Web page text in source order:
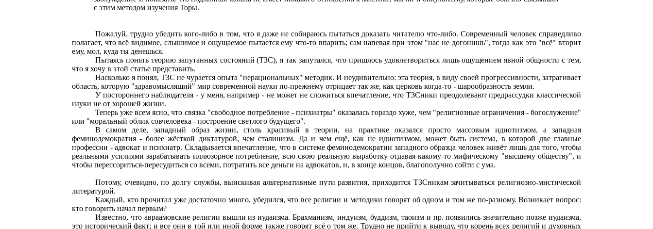
с этим методом изучения Торы.
Пожалуй, трудно убедить кого-либо в том, что я даже не собираюсь пытаться доказать читателю что-либо. Современный человек справедливо
полагает, что всё видимое, слышимое и ощущаемое пытается ему что-то впарить; сам напевая при этом "нас не догонишь", тогда как это "всё" вторит
ему, мол, куда ты денешься.
Пытаясь понять теорию запутанных состояний (ТЗС), я так запутался, что пришлось удовлетвориться лишь ощущением явной общности с тем,
что я хочу в этой статье представить.
Насколько я понял, ТЗС не чурается опыта "нерациональных" методик. И неудивительно: эта теория, в виду своей прогрессивности, затрагивает
область, которую "здравомыслящий" мир современной науки по-прежнему отрицает так же, как церковь когда-то - шарообразность земли.
У постороннего наблюдателя - у меня, например - не может не сложиться впечатление, что ТЗСники преодолевают предрассудки классической
науки не от хорошей жизни.
Теперь уже всем ясно, что связка "свободное потребление - психиатры" оказалась гораздо хуже, чем "религиозные ограничения - богослужение"
или "моральный облик совчеловека - построение светлого будущего".
В самом деле, западный образ жизни, столь красивый в теории, на практике оказался просто массовым идиотизмом, а западная
феминодемократия - более жёсткой диктатурой, чем сталинизм. Да и чем ещё, как не идиотизмом, может быть система, в которой две главные
профессии - адвокат и психиатр. Складывается впечатление, что в системе феминодемократии западного образца человек живёт лишь для того, чтобы
реальными усилиями зарабатывать иллюзорное потребление, всю свою реальную выработку отдавая какому-то мифическому "высшему обществу", и
чтобы перессориться-пересудиться со всеми, потратить все деньги на адвокатов, и, в конце концов, благополучно сойти с ума.
Потому, очевидно, по долгу службы, выискивая альтернативные пути развития, приходится ТЗСникам зачитываться религиозно-мистической
литературой.
Каждый, кто прочитал уже достаточно много, убедился, что все религии и методики говорят об одном и том же по-разному. Возникает вопрос:
кто говорить начал первым?
Известно, что авраамовские религии вышли из иудаизма. Брахманизм, индуизм, буддизм, таоизм и пр. появились значительно позже иудаизма,
это исторический факт; и все они в той или иной форме также говорят всё о том же. Трудно не прийти к выводу, что корень всех религий и духовных